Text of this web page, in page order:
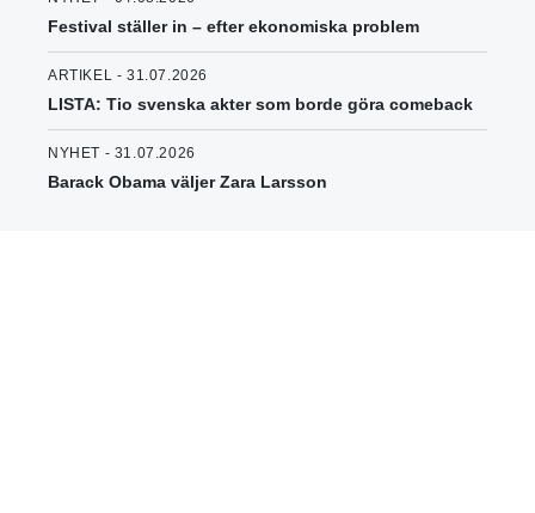
Festival ställer in – efter ekonomiska problem
ARTIKEL - 31.07.2026
LISTA: Tio svenska akter som borde göra comeback
NYHET - 31.07.2026
Barack Obama väljer Zara Larsson